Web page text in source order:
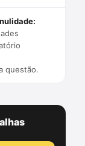
questão.